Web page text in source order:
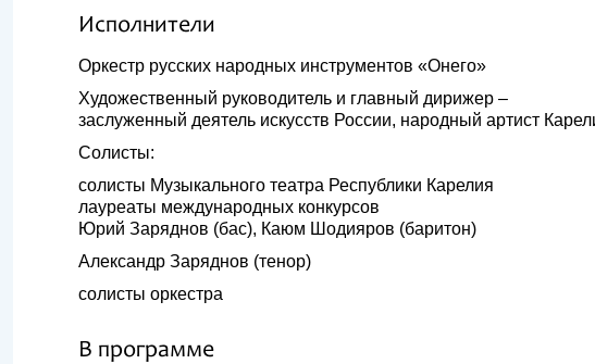
Исполнители
Оркестр русских народных инструментов «Онего»
Художественный руководитель и главный дирижер –
заслуженный деятель искусств России, народный артист
Солисты:
солисты Музыкального театра Республики Карелия
лауреаты международных конкурсов
Юрий Заряднов (бас), Каюм Шодияров (баритон)
Александр Заряднов (тенор)
солисты оркестра
В программе